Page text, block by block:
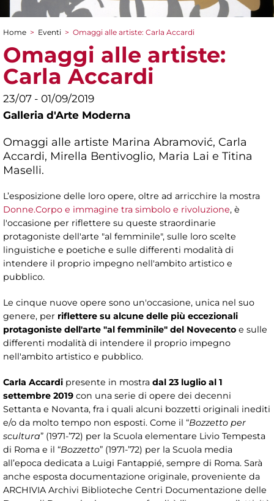
Tu sei qui
Home > Eventi > Omaggi alle artiste: Carla Accardi
Omaggi alle artiste:
Carla Accardi
23/07 - 01/09/2019
Galleria d'Arte Moderna
Omaggi alle artiste Marina Abramović, Carla
Accardi, Mirella Bentivoglio, Maria Lai e Titina
Maselli.
L’esposizione delle loro opere, oltre ad arricchire la mostra
Donne.Corpo e immagine tra simbolo e rivoluzione, è
l'occasione per riflettere su queste straordinarie
protagoniste dell'arte "al femminile", sulle loro scelte
linguistiche e poetiche e sulle differenti modalità di
intendere il proprio impegno nell'ambito artistico e
pubblico.
Le cinque nuove opere sono un'occasione, unica nel suo
genere, per riflettere su alcune delle più eccezionali
protagoniste dell'arte "al femminile" del Novecento e sulle
differenti modalità di intendere il proprio impegno
nell'ambito artistico e pubblico.
Carla Accardi presente in mostra dal 23 luglio al 1
settembre 2019 con una serie di opere dei decenni
Settanta e Novanta, fra i quali alcuni bozzetti originali inediti
e/o da molto tempo non esposti. Come il “Bozzetto per
scultura” (1971-’72) per la Scuola elementare Livio Tempesta
di Roma e il “Bozzetto” (1971-’72) per la Scuola media
all’epoca dedicata a Luigi Fantappié, sempre di Roma. Sarà
anche esposta documentazione originale, proveniente da
ARCHIVIA Archivi Biblioteche Centri Documentazione delle